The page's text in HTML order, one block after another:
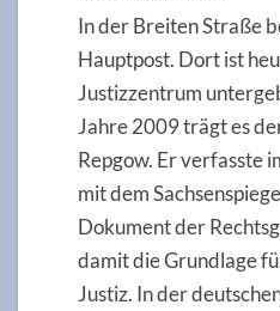
In der Breiten Straße
Hauptpost. Dort ist
Justizzentrum
Jahre 2009 trägt es
Repgow. Er verfasste
mit dem
Dokument der
damit die Grundlage
Justiz. In der